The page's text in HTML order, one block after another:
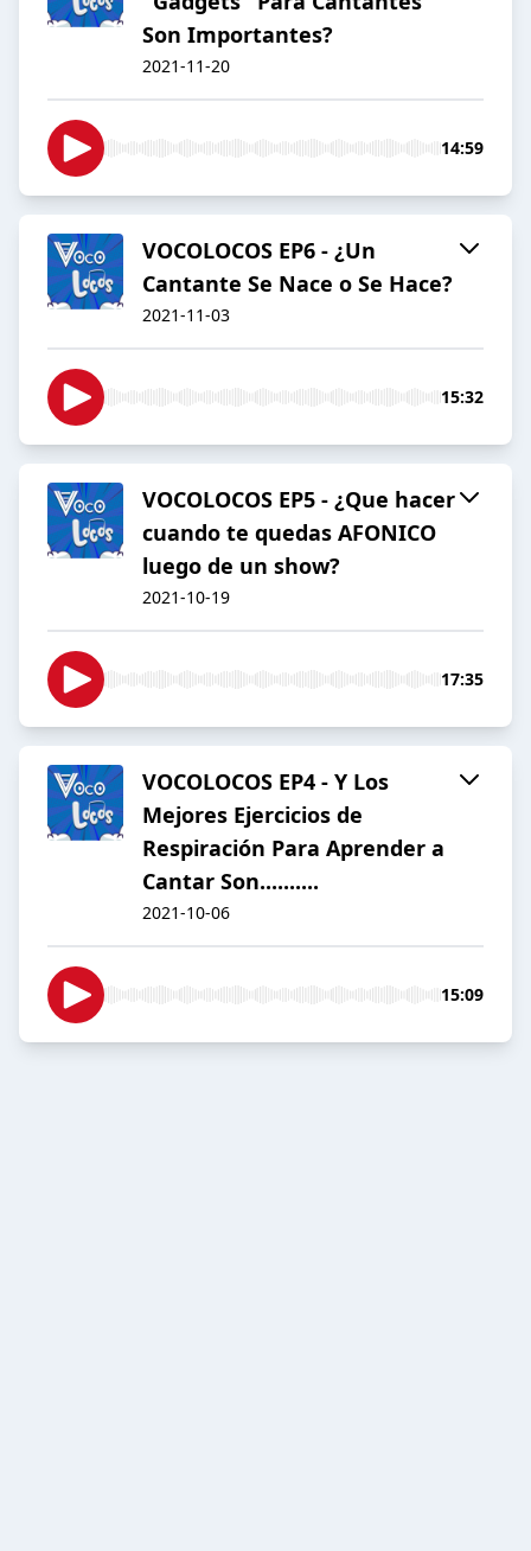
Son Importantes?
2021-11-20
14:59
VOCOLOCOS EP6 - ¿Un
Cantante Se Nace o Se Hace?
2021-11-03
15:32
VOCOLOCOS EP5 - ¿Que hacer
cuando te quedas AFONICO
luego de un show?
2021-10-19
17:35
VOCOLOCOS EP4 - Y Los
Mejores Ejercicios de
Respiración Para Aprender a
Cantar Son..........
2021-10-06
15:09